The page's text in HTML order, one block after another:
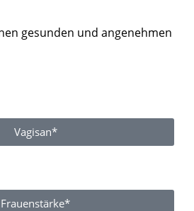
gesunden und angenehmen
Vagisan*
Frauenstärke*